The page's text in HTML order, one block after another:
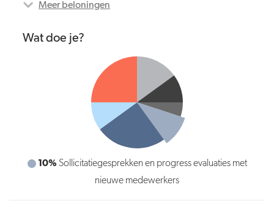
Meer beloningen
Wat doe je?
10% Sollicitatiegesprekken en progress evaluaties met
nieuwe medewerkers
25% Trainingsvoortgang en dagelijkse checks